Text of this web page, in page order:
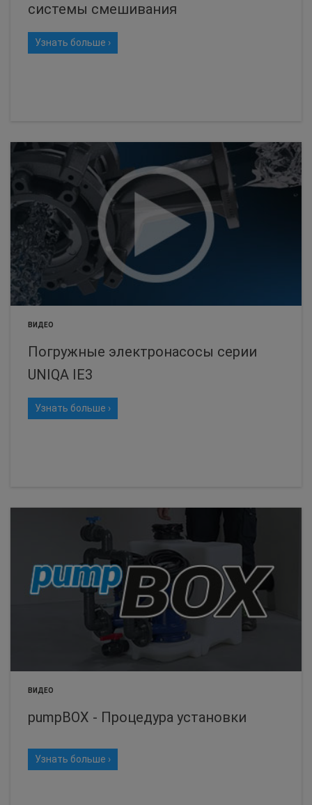
cистемы смешивания
Узнать больше ›
ВИДЕО
Погружные электронасосы серии
UNIQA IE3
Узнать больше ›
ВИДЕО
pumpBOX - Процедура установки
Узнать больше ›